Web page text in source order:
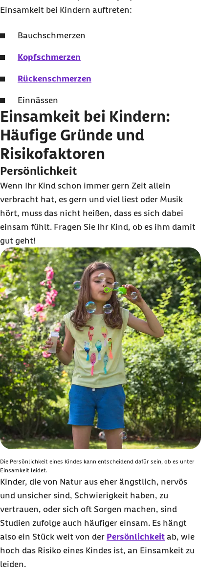
Einsamkeit bei Kindern auftreten:
Bauchschmerzen
Kopfschmerzen
Rückenschmerzen
Einnässen
Einsamkeit bei Kindern:
Häufige Gründe und
Risikofaktoren
Persönlichkeit
Wenn Ihr Kind schon immer gern Zeit allein
verbracht hat, es gern und viel liest oder Musik
hört, muss das nicht heißen, dass es sich dabei
einsam fühlt. Fragen Sie Ihr Kind, ob es ihm damit
gut geht!
Die Persönlichkeit eines Kindes kann entscheidend dafür sein, ob es unter
Einsamkeit leidet.
Kinder, die von Natur aus eher ängstlich, nervös
und unsicher sind, Schwierigkeit haben, zu
vertrauen, oder sich oft Sorgen machen, sind
Studien zufolge auch häufiger einsam. Es hängt
also ein Stück weit von der Persönlichkeit ab, wie
hoch das Risiko eines Kindes ist, an Einsamkeit zu
leiden.